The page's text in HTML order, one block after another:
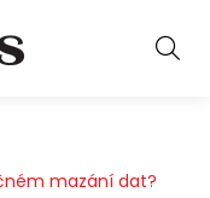
mazání dat?